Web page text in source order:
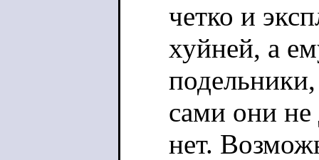
четко и
хуйней, а
сами они не
нет.